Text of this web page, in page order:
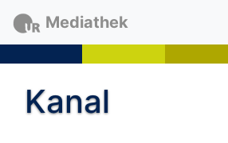
Mediathek
Kanal